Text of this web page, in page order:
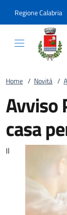
Regione Calabria
Home / Novità /
Avviso
casa
Il